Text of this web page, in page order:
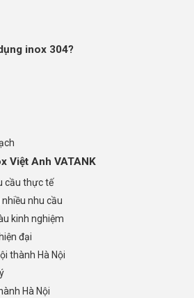
inox 304?
Việt Anh VATANK
cầu thực tế
nhu cầu
kinh nghiệm
đại
thành Hà Nội
Hà Nội